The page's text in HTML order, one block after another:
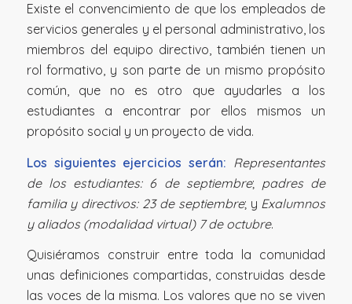
Existe el convencimiento de que los empleados de
servicios generales y el personal administrativo, los
miembros del equipo directivo, también tienen un
rol formativo, y son parte de un mismo propósito
común, que no es otro que ayudarles a los
estudiantes a encontrar por ellos mismos un
propósito social y un proyecto de vida.
Los siguientes ejercicios serán: Representantes
de los estudiantes: 6 de septiembre; padres de
familia y directivos: 23 de septiembre; y Exalumnos
y aliados (modalidad virtual) 7 de octubre.
Quisiéramos construir entre toda la comunidad
unas definiciones compartidas, construidas desde
las voces de la misma. Los valores que no se viven